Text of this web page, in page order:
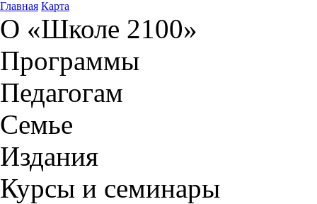
Главная Карта
О «Школе 2100»
Программы
Педагогам
Семье
Издания
Курсы и семинары